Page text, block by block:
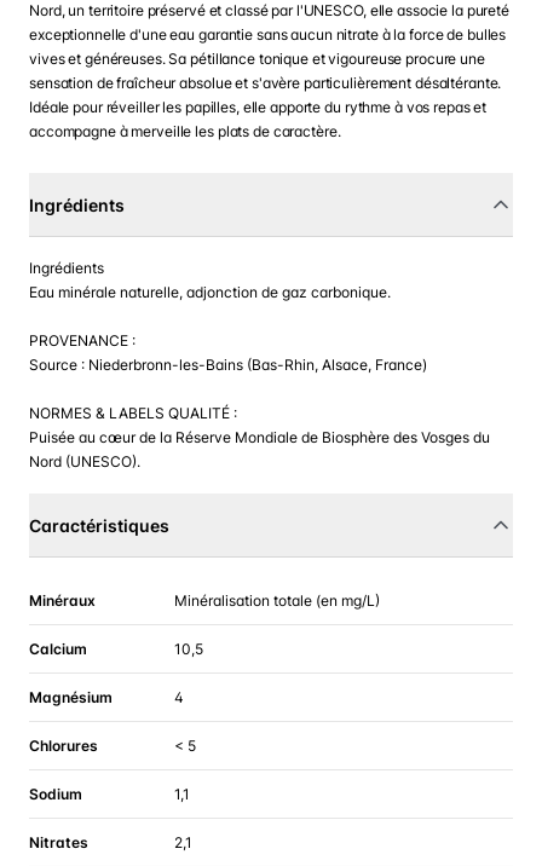
Nord, un territoire préservé et classé par l'UNESCO, elle associe la pureté
exceptionnelle d'une eau garantie sans aucun nitrate à la force de bulles
vives et généreuses. Sa pétillance tonique et vigoureuse procure une
sensation de fraîcheur absolue et s'avère particulièrement désaltérante.
Idéale pour réveiller les papilles, elle apporte du rythme à vos repas et
accompagne à merveille les plats de caractère.
Ingrédients
Ingrédients
Eau minérale naturelle, adjonction de gaz carbonique.
PROVENANCE :
Source : Niederbronn-les-Bains (Bas-Rhin, Alsace, France)
NORMES & LABELS QUALITÉ :
Puisée au cœur de la Réserve Mondiale de Biosphère des Vosges du
Nord (UNESCO).
Caractéristiques
Minéraux Minéralisation totale (en mg/L)
Calcium 10,5
Magnésium 4
Chlorures < 5
Sodium 1,1
Nitrates 2,1